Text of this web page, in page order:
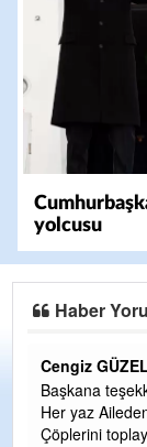
yolcusu
Haber
mendirekte
insanların